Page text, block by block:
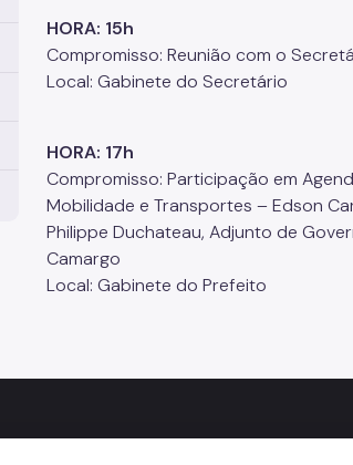
HORA: 15h
Compromisso: Reunião com o
Local: Gabinete do Secretário
HORA: 17h
Compromisso: Participação em
Mobilidade e Transportes – Edson
Philippe Duchateau, Adjunto de
Camargo
Local: Gabinete do Prefeito